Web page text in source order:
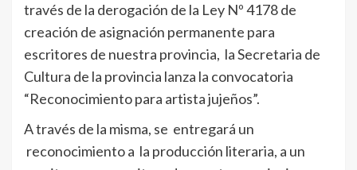
través de la derogación de la Ley Nº 4178 de
creación de asignación permanente para
escritores de nuestra provincia, la Secretaria de
Cultura de la provincia lanza la convocatoria
“Reconocimiento para artista jujeños”.
A través de la misma, se entregará un
reconocimiento a la producción literaria, a un